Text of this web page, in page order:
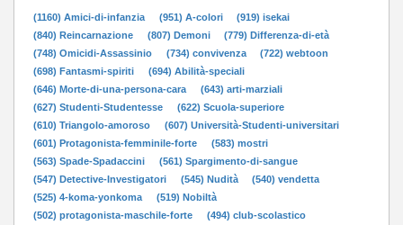
(1160) Amici-di-infanzia (951) A-colori
(919) isekai
(840) Reincarnazione
(807) Demoni
(779) Differenza-di-età
(748) Omicidi-Assassinio
(734) convivenza
(722) webtoon
(698) Fantasmi-spiriti
(694) Abilità-speciali
(646) Morte-di-una-persona-cara
(643) arti-marziali
(627) Studenti-Studentesse
(622) Scuola-superiore
(610) Triangolo-amoroso
(607) Università-Studenti-universitari
(601) Protagonista-femminile-forte
(583) mostri
(563) Spade-Spadaccini
(561) Spargimento-di-sangue
(547) Detective-Investigatori
(545) Nudità
(540) vendetta
(525) 4-koma-yonkoma
(519) Nobiltà
(502) protagonista-maschile-forte
(494) club-scolastico